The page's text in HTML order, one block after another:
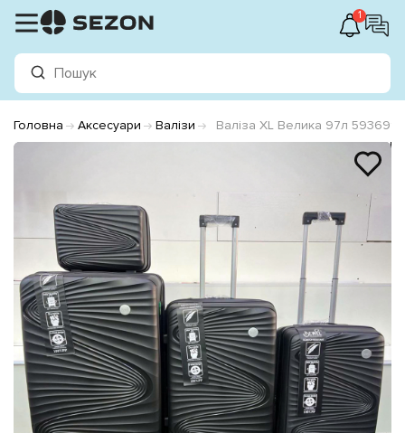
1
Головна Аксесуари Валізи Валіза XL Велика 97л 593691